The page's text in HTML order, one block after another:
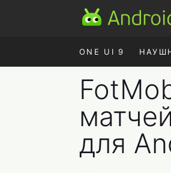
ONE UI 9
для